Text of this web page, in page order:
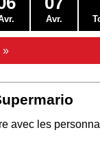
Avr.
»
avec les